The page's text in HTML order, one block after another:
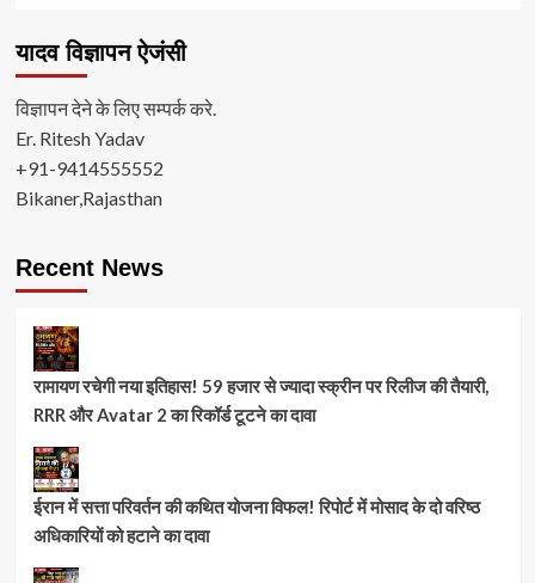
यादव विज्ञापन ऐजंसी
विज्ञापन देने के लिए सम्पर्क करे.
Er. Ritesh Yadav
+91-9414555552
Bikaner,Rajasthan
Recent News
रामायण रचेगी नया इतिहास! 59 हजार से ज्यादा स्क्रीन पर रिलीज की तैयारी,
RRR और Avatar 2 का रिकॉर्ड टूटने का दावा
ईरान में सत्ता परिवर्तन की कथित योजना विफल! रिपोर्ट में मोसाद के दो वरिष्ठ
अधिकारियों को हटाने का दावा